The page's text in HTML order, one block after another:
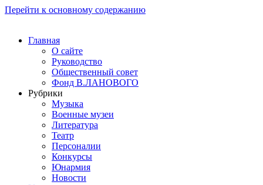
Перейти к основному содержанию
Главная
О сайте
Руководство
Общественный совет
Фонд В.ЛАНОВОГО
Рубрики
Музыка
Военные музеи
Литература
Театр
Персоналии
Конкурсы
Юнармия
Новости